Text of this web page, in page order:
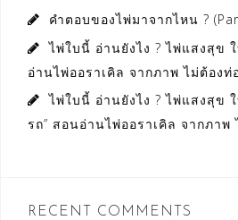
คำตอบของไพ่มาจากไหน ?
ไพ่ใบนี้ อ่านยังไง ? ไพ่แสงสุข
อ่านไพ่ออราเคิล จากภาพ ไม่ต้องท่
ไพ่ใบนี้ อ่านยังไง ? ไพ่แสงสุข
รถ” สอนอ่านไพ่ออราเคิล จากภาพ
RECENT COMMENTS